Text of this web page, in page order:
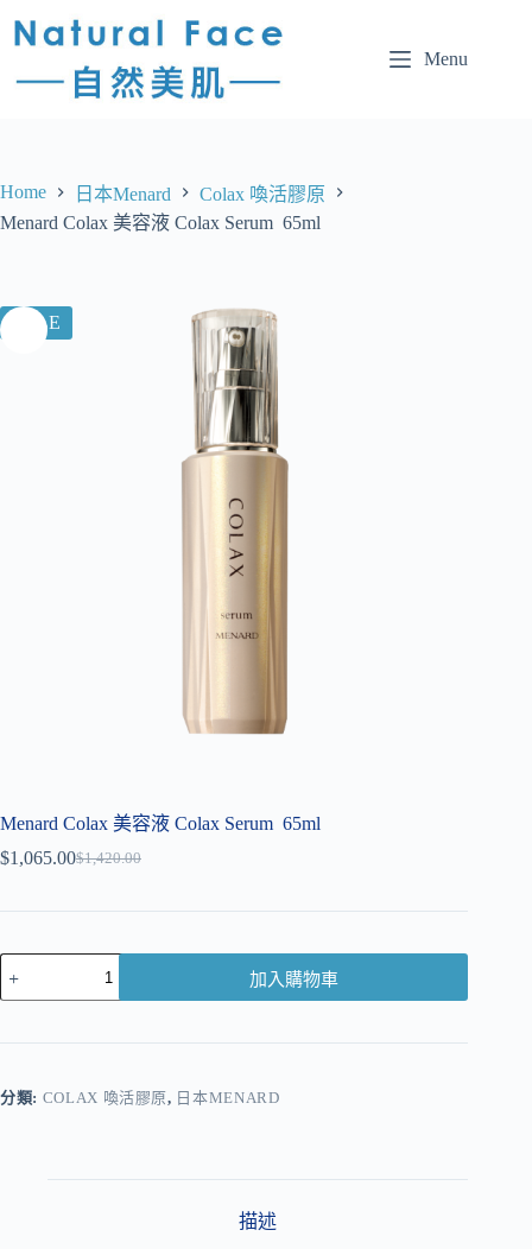
Menu
Home 日本Menard
Colax 喚活膠原
Menard Colax 美容液 Colax Serum 65ml
SALE
Menard Colax 美容液 Colax Serum 65ml
$1,420.00
$1,065.00
加入購物車
r
分類: COLAX 喚活膠原, 日本MENARD
描述